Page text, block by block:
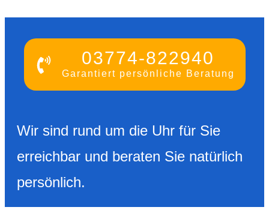
03774-822940
Garantiert persönliche Beratung
Wir sind rund um die Uhr für Sie
erreichbar und beraten Sie natürlich
persönlich.